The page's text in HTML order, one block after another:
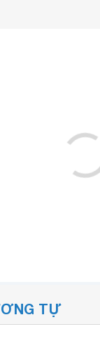
TỰ